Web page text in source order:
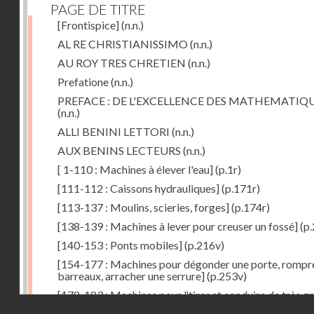
PAGE DE TITRE
[Frontispice](n.n.)
AL RE CHRISTIANISSIMO (n.n.)
AU ROY TRES CHRETIEN (n.n.)
Prefatione(n.n.)
PREFACE : DE L'EXCELLENCE DES
(n.n.)
ALLI BENINI LETTORI (n.n.)
AUX BENINS LECTEURS (n.n.)
[ 1-110 : Machines à élever l'eau](p.1r)
[111-112 : Caissons hydrauliques](p.171r)
[113-137 : Moulins, scieries, forges](p.174r)
[138-139 : Machines à lever pour creuser un fossé]
[140-153 : Ponts mobiles](p.216v)
[154-177 : Machines pour dégonder une porte,
barreaux, arracher une serrure](p.253v)
[178-183 : Machines pour "tirer et conduire de très